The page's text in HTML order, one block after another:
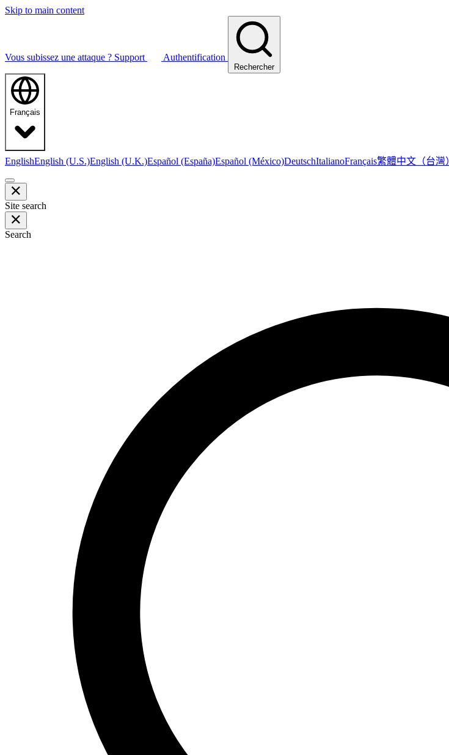
Skip to main content
Vous subissez une attaque ? Support Authentification
Rechercher
Français
EnglishEnglish (U.S.)English (U.K.)Español (España)Español (México)DeutschItalianoFrançais繁體中文（台灣）
Site search
Search